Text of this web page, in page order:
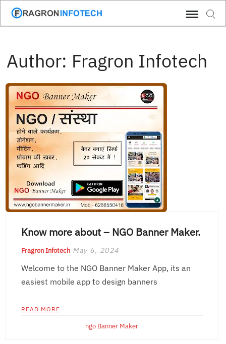
Skip
Author: Fragron Infotech
Know more about – NGO Banner Maker.
Fragron Infotech May 6, 2024
Welcome to the NGO Banner Maker App, its an
easiest mobile app to design banners
READ MORE
ngo Banner Maker